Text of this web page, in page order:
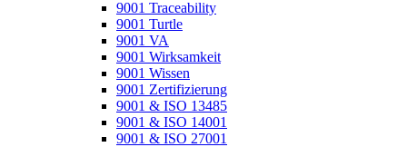
9001 Traceability
9001 Turtle
9001 VA
9001 Wirksamkeit
9001 Wissen
9001 Zertifizierung
9001 & ISO 13485
9001 & ISO 14001
9001 & ISO 27001